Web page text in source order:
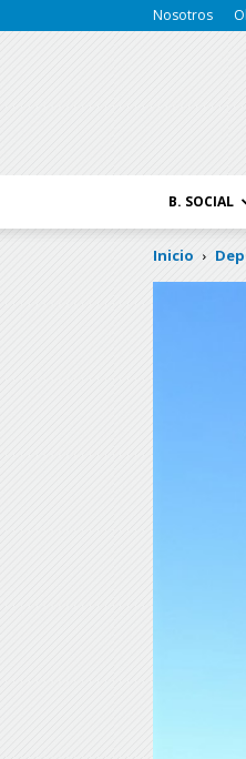
Nosotros
B. SOCIAL
Inicio